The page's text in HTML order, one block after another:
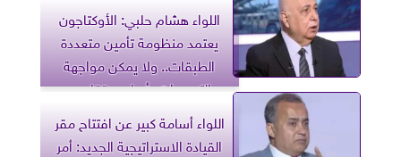
اللواء هشام حلبي: الأوكتاجون
يعتمد منظومة تأمين متعددة
الطبقات.. ولا يمكن مواجهة
التهديدات بأسلوب تقليدي
اللواء أسامة كبير عن افتتاح مقر
القيادة الاستراتيجية الجديد: أمر